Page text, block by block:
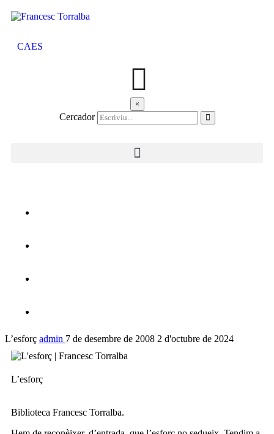
CAES
×
Cercador
L’esforç admin 7 de desembre de 2008 2 d'octubre de 2024
L’esforç
Biblioteca Francesc Torralba.